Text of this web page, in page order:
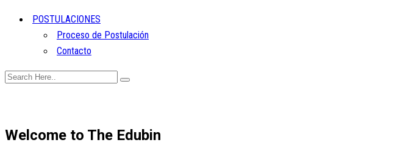
POSTULACIONES
Proceso de Postulación
Contacto
Welcome to The Edubin